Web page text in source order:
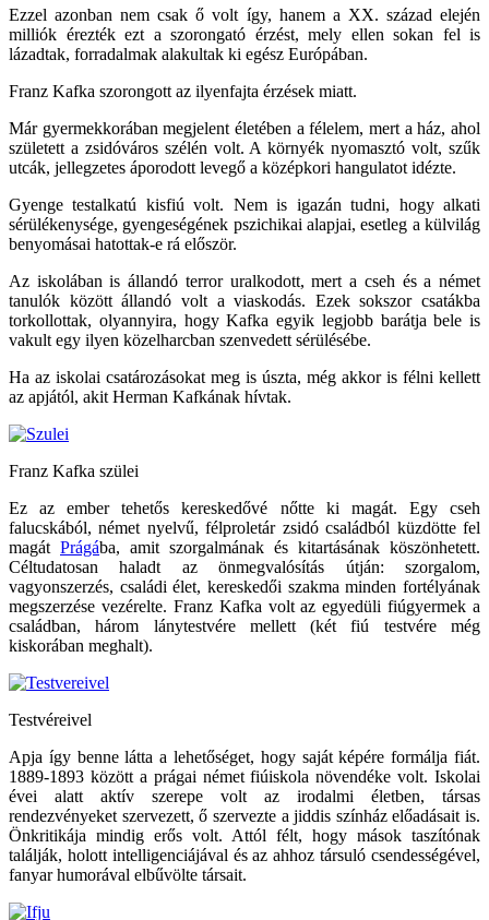
Ezzel azonban nem csak ő volt így, hanem a XX. század elején
milliók érezték ezt a szorongató érzést, mely ellen sokan fel is
lázadtak, forradalmak alakultak ki egész Európában.
Franz Kafka szorongott az ilyenfajta érzések miatt.
Már gyermekkorában megjelent életében a félelem, mert a ház, ahol
született a zsidóváros szélén volt. A környék nyomasztó volt, szűk
utcák, jellegzetes áporodott levegő a középkori hangulatot idézte.
Gyenge testalkatú kisfiú volt. Nem is igazán tudni, hogy alkati
sérülékenysége, gyengeségének pszichikai alapjai, esetleg a külvilág
benyomásai hatottak-e rá először.
Az iskolában is állandó terror uralkodott, mert a cseh és a német
tanulók között állandó volt a viaskodás. Ezek sokszor csatákba
torkollottak, olyannyira, hogy Kafka egyik legjobb barátja bele is
vakult egy ilyen közelharcban szenvedett sérülésébe.
Ha az iskolai csatározásokat meg is úszta, még akkor is félni kellett
az apjától, akit Herman Kafkának hívtak.
Franz Kafka szülei
Ez az ember tehetős kereskedővé nőtte ki magát. Egy cseh
falucskából, német nyelvű, félproletár zsidó családból küzdötte fel
magát Prágába, amit szorgalmának és kitartásának köszönhetett.
Céltudatosan haladt az önmegvalósítás útján: szorgalom,
vagyonszerzés, családi élet, kereskedői szakma minden fortélyának
megszerzése vezérelte. Franz Kafka volt az egyedüli fiúgyermek a
családban, három lánytestvére mellett (két fiú testvére még
kiskorában meghalt).
Testvéreivel
Apja így benne látta a lehetőséget, hogy saját képére formálja fiát.
1889-1893 között a prágai német fiúiskola növendéke volt. Iskolai
évei alatt aktív szerepe volt az irodalmi életben, társas
rendezvényeket szervezett, ő szervezte a jiddis színház előadásait is.
Önkritikája mindig erős volt. Attól félt, hogy mások taszítónak
találják, holott intelligenciájával és az ahhoz társuló csendességével,
fanyar humorával elbűvölte társait.